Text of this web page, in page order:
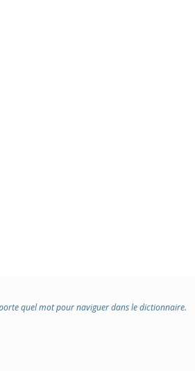
quel mot pour naviguer dans le dictionnaire.